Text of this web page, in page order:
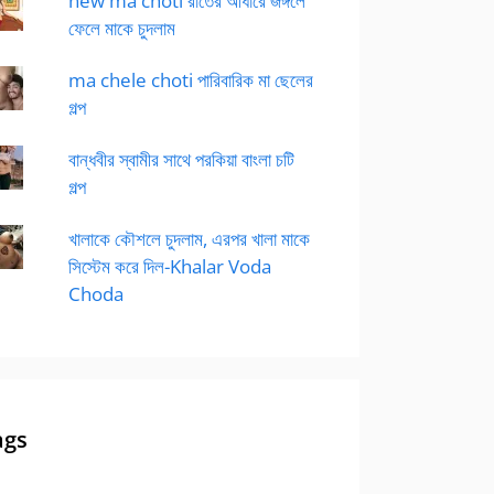
ফেলে মাকে চুদলাম
ma chele choti পারিবারিক মা ছেলের
গল্প
বান্ধবীর স্বামীর সাথে পরকিয়া বাংলা চটি
গল্প
খালাকে কৌশলে চুদলাম, এরপর খালা মাকে
সিস্টেম করে দিল-Khalar Voda
Choda